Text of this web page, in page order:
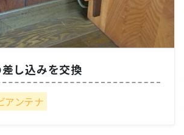
し込みを交換
アンテナ